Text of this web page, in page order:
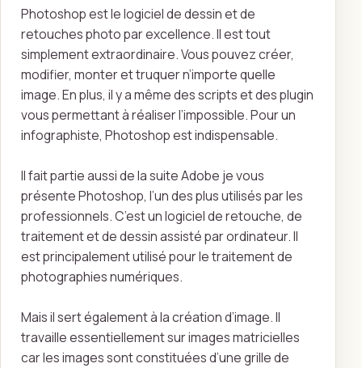
Photoshop est le logiciel de dessin et de
retouches photo par excellence. Il est tout
simplement extraordinaire. Vous pouvez créer,
modifier, monter et truquer n’importe quelle
image. En plus, il y a même des scripts et des plugin
vous permettant à réaliser l’impossible. Pour un
infographiste, Photoshop est indispensable.
Il fait partie aussi de la suite Adobe je vous
présente Photoshop, l’un des plus utilisés par les
professionnels. C’est un logiciel de retouche, de
traitement et de dessin assisté par ordinateur. Il
est principalement utilisé pour le traitement de
photographies numériques.
Mais il sert également à la création d’image. Il
travaille essentiellement sur images matricielles
car les images sont constituées d’une grille de